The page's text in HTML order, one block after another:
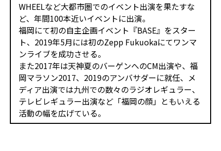
WHEELなど大都市圏でのイベント出演を果たすな
ど、年間100本近いイベントに出演。
福岡にて初の自主企画イベント『BASE』をスター
ト、2019年5月には初のZepp Fukuokaにてワンマ
ンライブを成功させる。
また2017年は天神夏のバーゲンへのCM出演や、福
岡マラソン2017、2019のアンバサダーに就任、メ
ディア出演では九州での数々のラジオレギュラー、
テレビレギュラー出演など「福岡の顔」ともいえる
活動の幅を広げている。